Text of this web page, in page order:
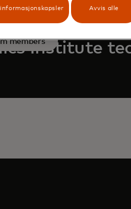
rest of the
Institute
members
Avvis alle